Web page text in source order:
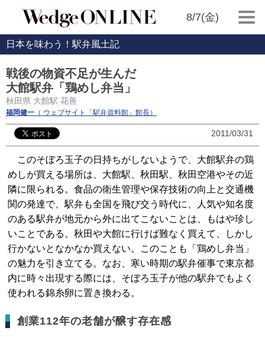
8/7(金)
日本を味わう！駅弁風土記
戦後の物資不足が生んだ
大館駅弁「鶏めし弁当」
秋田県 大館駅 花善
福岡健一 （ ウェブサイト「駅弁資料館」館長）
2011/03/31
このそぼろ玉子の日持ちがしないようで、大館駅弁の鶏
めしが買える場所は、大館駅、秋田駅、秋田空港やその近
隣に限られる。食品の衛生管理や保存技術の向上と交通機
関の発達で、駅弁も全国を飛び交う時代に、人気や知名度
のある駅弁が地元から外に出てこないことは、もはや珍し
いことである。秋田や大館に行けば難なく買えて、しかし
行かないとなかなか買えない。このことも「鶏めし弁当」
の魅力を引き立てる。なお、寒い時期の駅弁催事で東京都
内に時々出現する際には、そぼろ玉子が他の駅弁でもよく
使われる錦糸卵に置き換わる。
創業112年の老舗が醸す存在感